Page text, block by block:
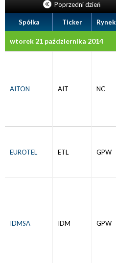
Poprzedni dzień
Spółka Ticker Rynek
wtorek 21 października 2014
AITON AIT NC
EUROTEL ETL GPW
IDMSA IDM GPW